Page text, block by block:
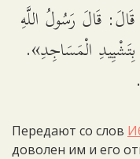
قَالَ رَسُولُ اللَّهِ
الْمَسَاجِدِ».
Передают со слов
доволен им и его